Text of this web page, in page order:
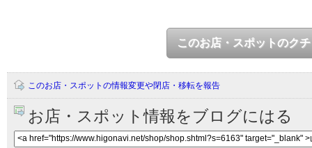
このお店・スポットのク
このお店・スポットの情報変更や閉店・移転を報告
お店・スポット情報をブログにはる